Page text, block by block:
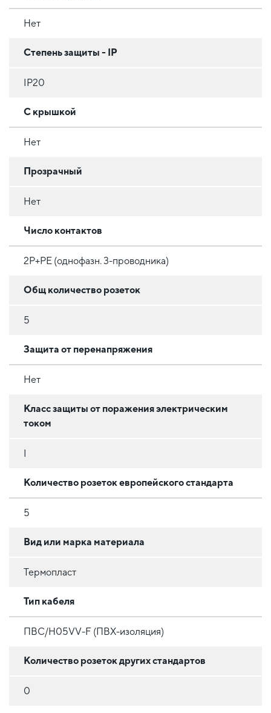
Нет
Степень защиты - IP
IP20
С крышкой
Нет
Прозрачный
Нет
Число контактов
2P+PE (однофазн. 3-проводника)
Общ количество розеток
5
Защита от перенапряжения
Нет
Класс защиты от поражения электрическим
током
Количество розеток европейского стандарта
5
Вид или марка материала
Термопласт
Тип кабеля
ПВС/H05VV-F (ПВХ-изоляция)
Количество розеток других стандартов
0